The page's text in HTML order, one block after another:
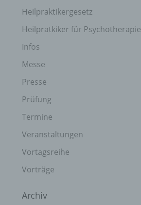
Heilpraktikergesetz
Heilpratkiker für Psychotherapie
Infos
Messe
Presse
Prüfung
Termine
Veranstaltungen
Vortagsreihe
Vorträge
Archiv